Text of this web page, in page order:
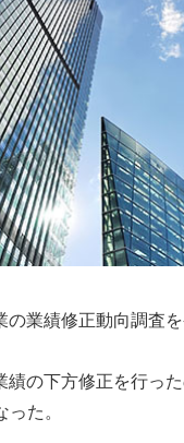
業績修正動向調査を
の下方修正を行っ
た。